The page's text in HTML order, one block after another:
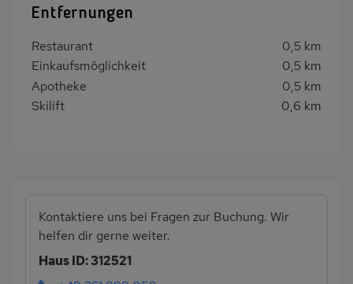
Entfernungen
Restaurant
0,5 km
Einkaufsmöglichkeit
0,5 km
Apotheke
0,5 km
Skilift
0,6 km
Kontaktiere uns bei Fragen zur Buchung. Wir
helfen dir gerne weiter.
Haus ID: 312521